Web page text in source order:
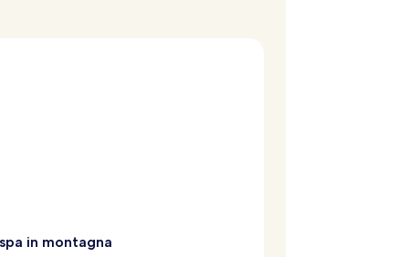
in montagna